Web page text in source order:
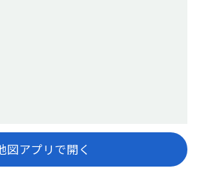
図アプリで開く